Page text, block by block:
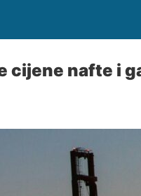
cijene nafte i